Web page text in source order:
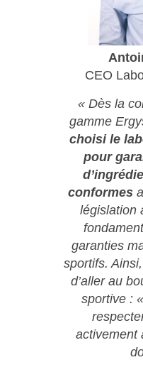
CEO
« Dès la
gamme
choisi le
pour
conformes
législation
garanties
sportifs.
d’aller au
sportive :
activement